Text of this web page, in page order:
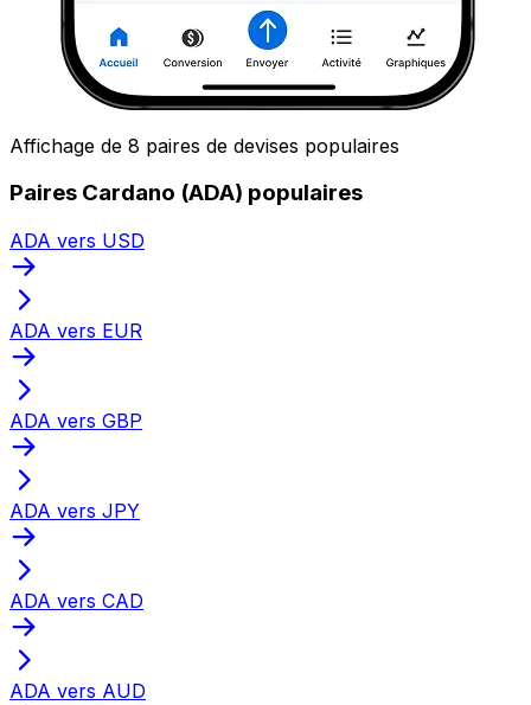
Affichage de 8 paires de devises populaires
Paires Cardano (ADA) populaires
ADA vers USD
ADA vers EUR
ADA vers GBP
ADA vers JPY
ADA vers CAD
ADA vers AUD